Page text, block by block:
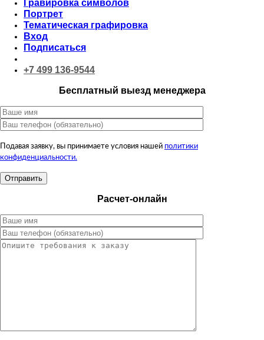
Гравировка символов
Портрет
Тематическая графировка
Вход
Подписаться
+7 499 136-9544
Бесплатный выезд менеджера
Подавая заявку, вы принимаете условия нашей политики
конфиденциальности.
Расчет-онлайн